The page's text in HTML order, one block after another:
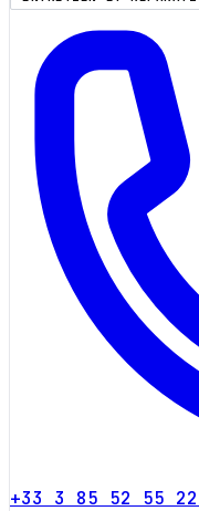
+33 3 85 52 55 22